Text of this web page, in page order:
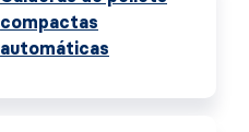
compactas
automáticas